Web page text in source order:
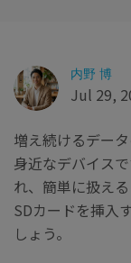
UBackit - デー
内野 博
Jul 29,
増え続けるデー
身近なデバイス
れ、簡単に扱え
SDカードを挿入
しょう。